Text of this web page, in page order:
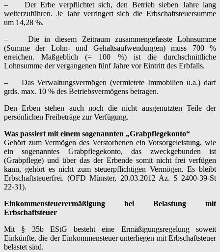
– Der Erbe verpflichtet sich, den Betrieb sieben Jahre lang
weiterzuführen. Je Jahr verringert sich die Erbschaftsteuersumme
um 14,28 %.
– Die in diesem Zeitraum zusammengefasste Lohnsumme
(Summe der Lohn- und Gehaltsaufwendungen) muss 700 %
erreichen. Maßgeblich (= 100 %) ist die durchschnittliche
Lohnsumme der vergangenen fünf Jahre vor Eintritt des Erbfalls.
– Das Verwaltungsvermögen (vermietete Immobilien u.a.) darf
grds. max. 10 % des Betriebsvermögens betragen.
Den Erben stehen auch noch die nicht ausgenutzten Teile der
persönlichen Freibeträge zur Verfügung.
Was passiert mit einem sogenannten „Grabpflegekonto“
Gehört zum Vermögen des Verstorbenen ein Vorsorgeleistung, wie
ein sogenanntes Grabpflegekonto, das zweckgebunden ist
(Grabpflege) und über das der Erbende somit nicht frei verfügen
kann, gehört es nicht zum steuerpflichtigen Vermögen. Es bleibt
Erbschaftsteuerfrei. (OFD Münster, 20.03.2012 Az. S 2400-39-St
22-31).
Einkommensteuerermäßigung bei Belastung mit
Erbschaftsteuer
Mit § 35b EStG besteht eine Ermäßigungsregelung soweit
Einkünfte, die der Einkommensteuer unterliegen mit Erbschaftsteuer
belastet sind.